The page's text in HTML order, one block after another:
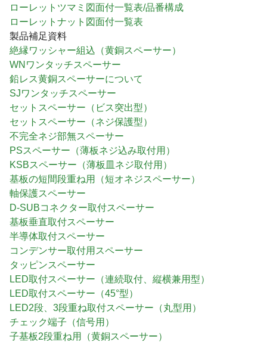
ローレットツマミ図面付一覧表/品番構成
ローレットナット図面付一覧表
製品補足資料
絶縁ワッシャー組込（黄銅スペーサー）
WNワンタッチスペーサー
鉛レス黄銅スペーサーについて
SJワンタッチスペーサー
セットスペーサー（ビス突出型）
セットスペーサー（ネジ保護型）
不完全ネジ部無スペーサー
PSスペーサー（薄板ネジ込み取付用）
KSBスペーサー（薄板皿ネジ取付用）
基板の短間段重ね用（短オネジスペーサー）
軸保護スペーサー
D-SUBコネクター取付スペーサー
基板垂直取付スペーサー
半導体取付スペーサー
コンデンサー取付用スペーサー
タッピンスペーサー
LED取付スペーサー（連続取付、縦横兼用型）
LED取付スペーサー（45°型）
LED2段、3段重ね取付スペーサー（丸型用）
チェック端子（信号用）
子基板2段重ね用（黄銅スペーサー）